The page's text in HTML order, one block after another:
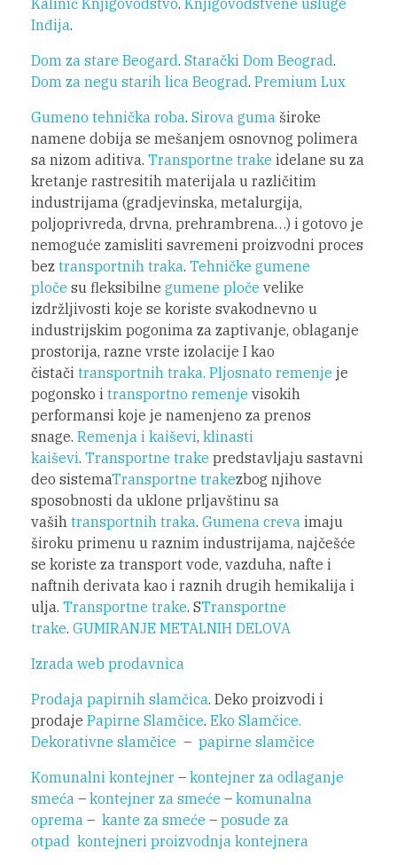
Kalinić Knjigovodstvo. Knjigovodstvene usluge
Inđija.
Dom za stare Beogard. Starački Dom Beograd.
Dom za negu starih lica Beograd. Premium Lux
Gumeno tehnička roba. Sirova guma široke
namene dobija se mešanjem osnovnog polimera
sa nizom aditiva. Transportne trake idelane su za
kretanje rastresitih materijala u različitim
industrijama (gradjevinska, metalurgija,
poljoprivreda, drvna, prehrambrena…) i gotovo je
nemoguće zamisliti savremeni proizvodni proces
bez transportnih traka. Tehničke gumene
ploče su fleksibilne gumene ploče velike
izdržljivosti koje se koriste svakodnevno u
industrijskim pogonima za zaptivanje, oblaganje
prostorija, razne vrste izolacije I kao
čistači transportnih traka. Pljosnato remenje je
pogonsko i transportno remenje visokih
performansi koje je namenjeno za prenos
snage. Remenja i kaiševi, klinasti
kaiševi. Transportne trake predstavljaju sastavni
deo sistemaTransportne trakezbog njihove
sposobnosti da uklone prljavštinu sa
vaših transportnih traka. Gumena creva imaju
široku primenu u raznim industrijama, najčešće
se koriste za transport vode, vazduha, nafte i
naftnih derivata kao i raznih drugih hemikalija i
ulja. Transportne trake. STransportne
trake. GUMIRANJE METALNIH DELOVA
Izrada web prodavnica
Prodaja papirnih slamčica. Deko proizvodi i
prodaje Papirne Slamčice. Eko Slamčice.
Dekorativne slamčice – papirne slamčice
Komunalni kontejner – kontejner za odlaganje
smeća – kontejner za smeće – komunalna
oprema – kante za smeće – posude za
otpad kontejneri proizvodnja kontejnera